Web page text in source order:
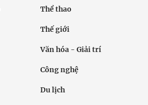
Thể thao
Thế giới
Văn hóa - Giải trí
Công nghệ
Du lịch